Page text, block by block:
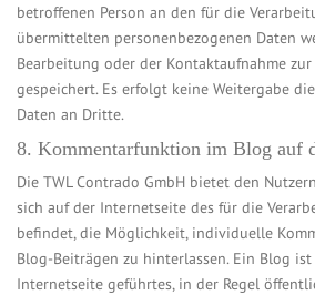
betroffenen Person an den für die
übermittelten personenbezogenen Daten
Bearbeitung oder der Kontaktaufnahme
gespeichert. Es erfolgt keine Weitergabe
Daten an Dritte.
8. Kommentarfunktion im Blog auf
Die TWL Contrado GmbH bietet den
sich auf der Internetseite des für die
befindet, die Möglichkeit, individuelle
Blog-Beiträgen zu hinterlassen. Ein Blog
Internetseite geführtes, in der Regel